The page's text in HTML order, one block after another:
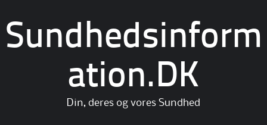
Sundhedsinform
ation.DK
Din, deres og vores Sundhed